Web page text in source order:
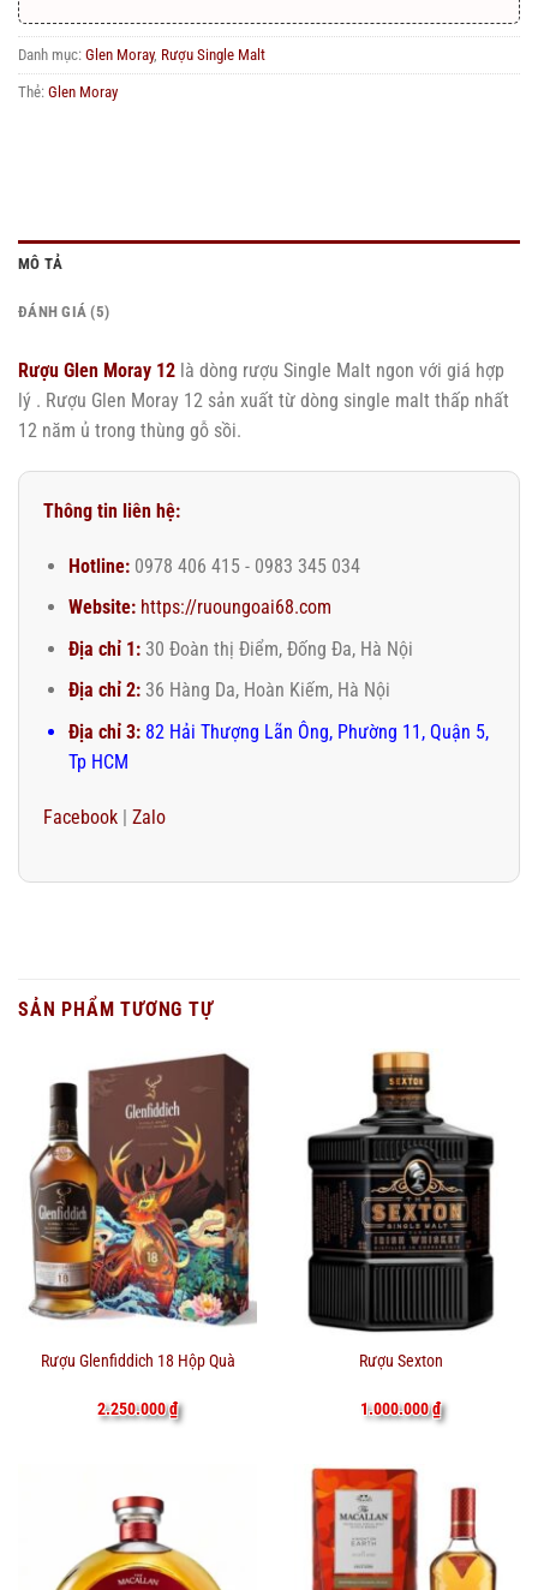
Danh mục: Glen Moray, Rượu Single Malt
Thẻ: Glen Moray
MÔ TẢ
ĐÁNH GIÁ (5)
Rượu Glen Moray 12 là dòng rượu Single Malt ngon với giá hợp
lý . Rượu Glen Moray 12 sản xuất từ dòng single malt thấp nhất
12 năm ủ trong thùng gỗ sồi.
Thông tin liên hệ:
Hotline:0978 406 415 - 0983 345 034
Website: https://ruoungoai68.com
Địa chỉ 1:30 Đoàn thị Điểm, Đống Đa, Hà Nội
Địa chỉ 2:36 Hàng Da, Hoàn Kiếm, Hà Nội
Địa chỉ 3:82 Hải Thượng Lãn Ông, Phường 11, Quận 5,
Tp HCM
Facebook | Zalo
SẢN PHẨM TƯƠNG TỰ
Rượu Glenfiddich 18 Hộp Quà
2.250.000₫
Rượu Sexton
1.000.000₫